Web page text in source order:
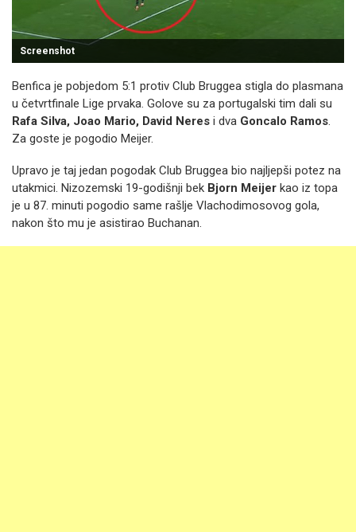
Screenshot
Benfica je pobjedom 5:1 protiv Club Bruggea stigla do plasmana
u četvrtfinale Lige prvaka. Golove su za portugalski tim dali su
Rafa Silva, Joao Mario, David Neres i dva Goncalo Ramos.
Za goste je pogodio Meijer.
Upravo je taj jedan pogodak Club Bruggea bio najljepši potez na
utakmici. Nizozemski 19-godišnji bek Bjorn Meijer kao iz topa
je u 87. minuti pogodio same rašlje Vlachodimosovog gola,
nakon što mu je asistirao Buchanan.